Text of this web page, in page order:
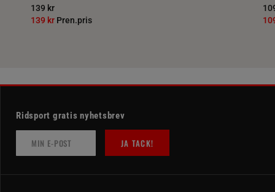
139 kr
139 kr Pren.pris
Ridsport gratis nyhetsbrev
JA TACK!